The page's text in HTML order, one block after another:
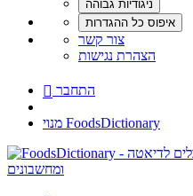
צור קשר
הצהרת נגישות
 התחבר
מנוי FoodsDictionary